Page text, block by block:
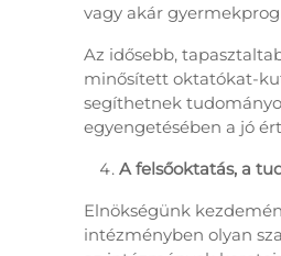
vagy akár
Az idősebb,
minősített oktatókat-
segíthetnek
egyengetésében a jó
A felsőoktatás, a
Elnökségünk
intézményben olyan